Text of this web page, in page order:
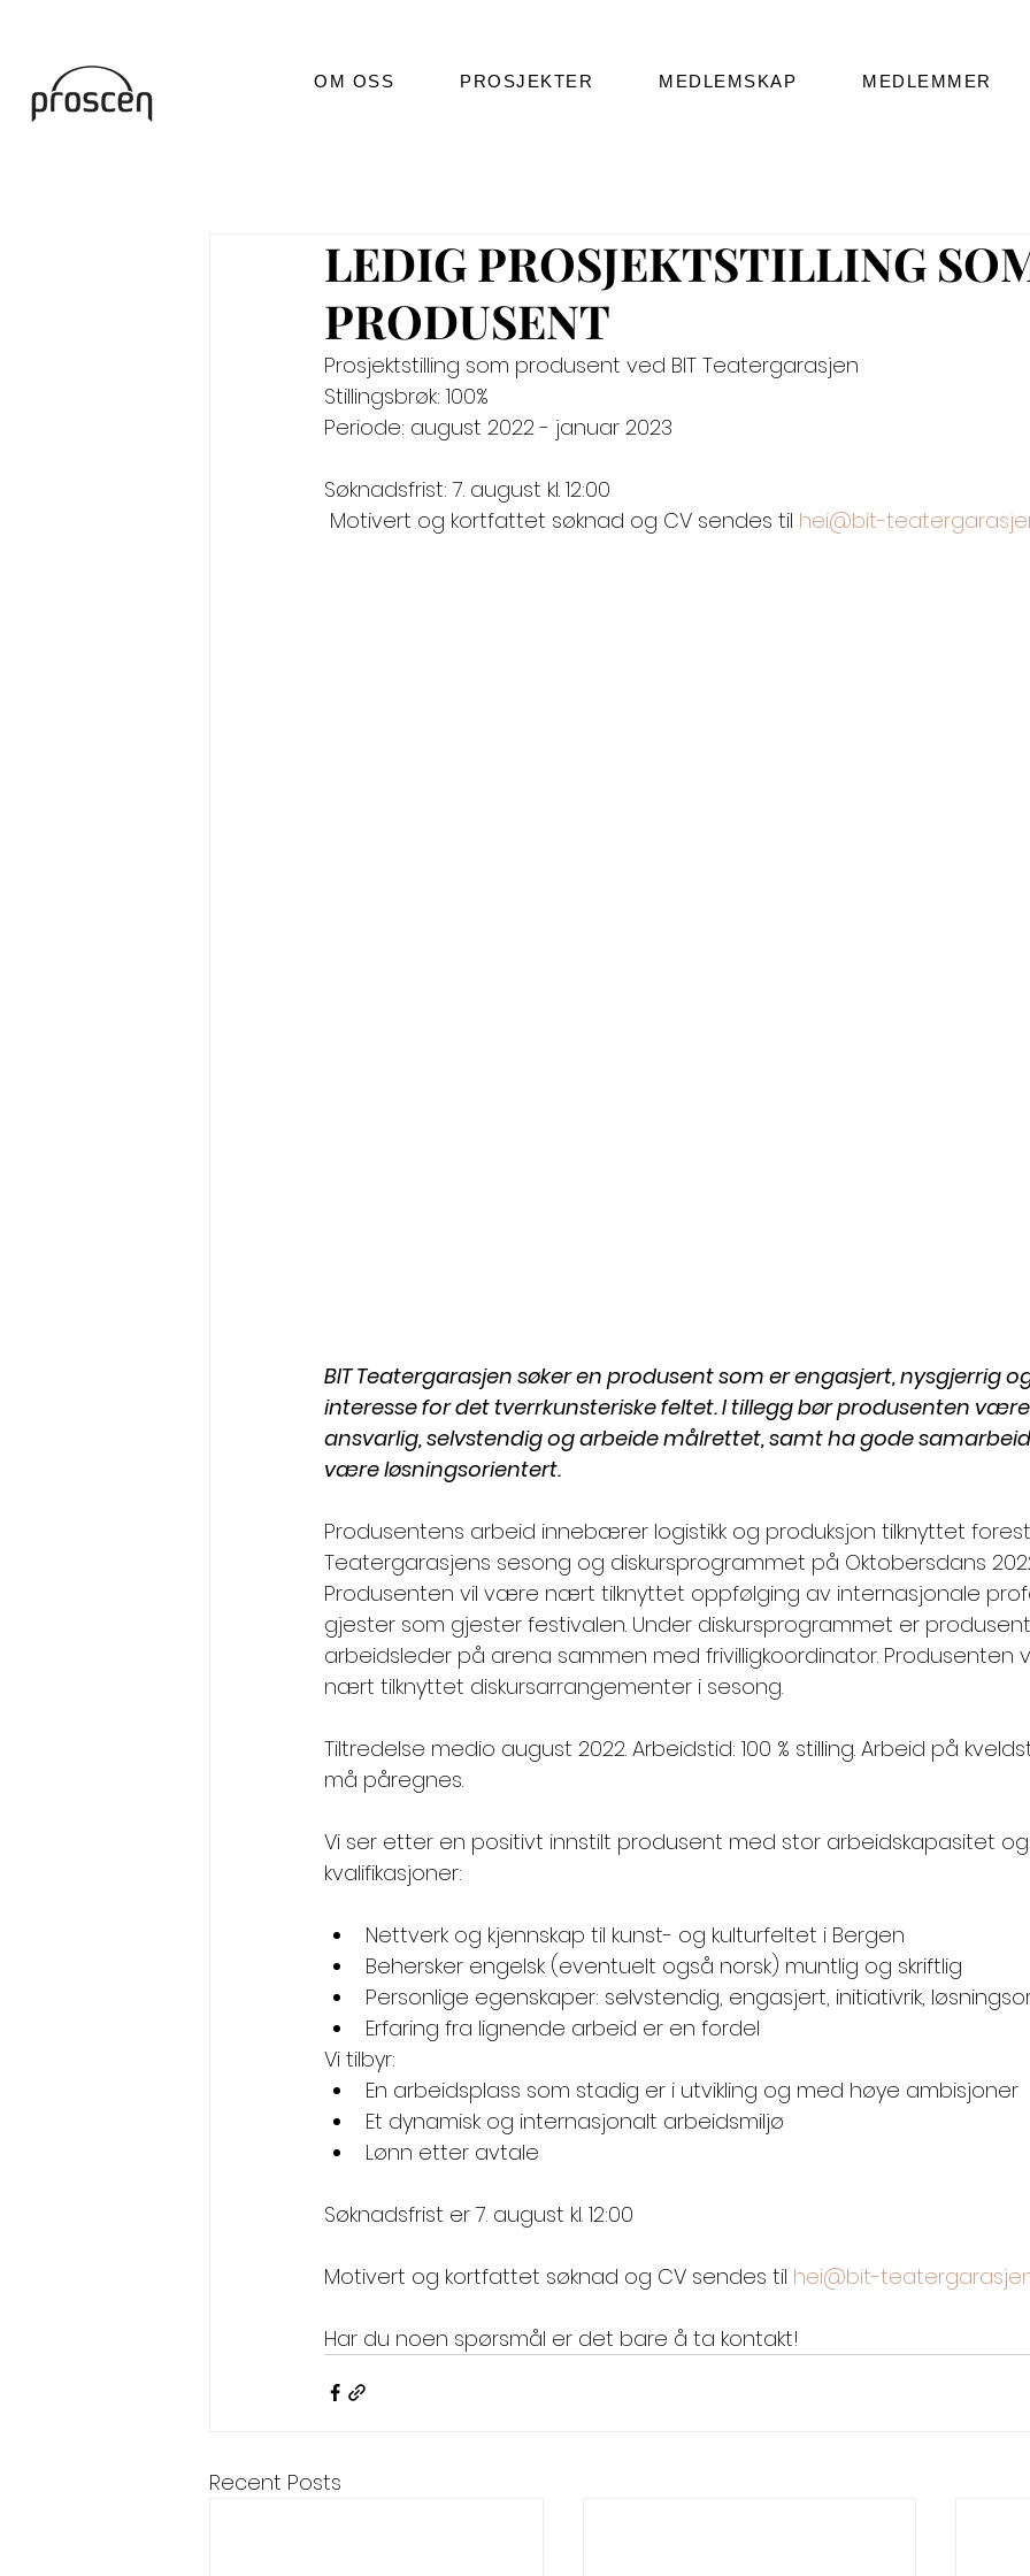
OM OSS PROSJEKTER MEDLEMSKAP MEDLEMMER
LEDIG PROSJEKTSTILLING
PRODUSENT
Prosjektstilling som produsent ved BIT Teatergarasjen
Stillingsbrøk: 100%
Periode: august 2022 - januar 2023
Søknadsfrist: 7. august kl. 12:00
Motivert og kortfattet søknad og CV sendes til hei@bit-
BIT Teatergarasjen søker en produsent som er engasjert, nysgjerrig
interesse for det tverrkunsteriske feltet. I tillegg bør produsenten
ansvarlig, selvstendig og arbeide målrettet, samt ha gode
være løsningsorientert.
Produsentens arbeid innebærer logistikk og produksjon tilknyttet
Teatergarasjens sesong og diskursprogrammet på Oktobersdans
Produsenten vil være nært tilknyttet oppfølging av internasjonale
gjester som gjester festivalen. Under diskursprogrammet er
arbeidsleder på arena sammen med frivilligkoordinator. Produsenten
nært tilknyttet diskursarrangementer i sesong.
Tiltredelse medio august 2022. Arbeidstid: 100 % stilling. Arbeid på
må påregnes.
Vi ser etter en positivt innstilt produsent med stor arbeidskapasitet
kvalifikasjoner:
Nettverk og kjennskap til kunst- og kulturfeltet i Bergen
Behersker engelsk (eventuelt også norsk) muntlig og skriftlig
Personlige egenskaper: selvstendig, engasjert, initiativrik,
Erfaring fra lignende arbeid er en fordel
Vi tilbyr:
En arbeidsplass som stadig er i utvikling og med høye ambisjoner
Et dynamisk og internasjonalt arbeidsmiljø
Lønn etter avtale
Søknadsfrist er 7. august kl. 12:00
Motivert og kortfattet søknad og CV sendes til hei@bit-
Har du noen spørsmål er det bare å ta kontakt!
Recent Posts